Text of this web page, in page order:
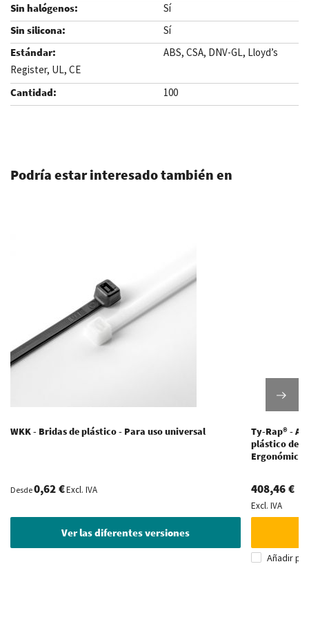
Sí
Sí
ABS, CSA, DNV-GL, Lloyd’s
Register, UL, CE
100
Podría estar interesado también en
WKK - Bridas de plástico - Para uso universal
Desde0,62 €Excl. IVA
Ver las diferentes versiones
Ty-Rap® -
plástico
Ergonómicos
408,46 €
Excl. IVA
Añadir